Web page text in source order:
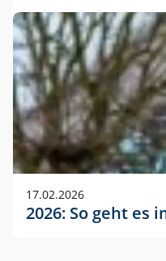
17.02.2026
2026: So geht es